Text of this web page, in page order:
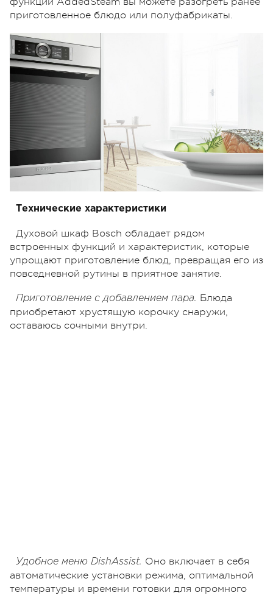
приготовленное блюдо или полуфабрикаты.
Технические характеристики
Духовой шкаф Bosch обладает рядом
встроенных функций и характеристик, которые
упрощают приготовление блюд, превращая его из
повседневной рутины в приятное занятие.
Приготовление с добавлением пара. Блюда
приобретают хрустящую корочку снаружи,
оставаюсь сочными внутри.
Удобное меню DishAssist. Оно включает в себя
автоматические установки режима, оптимальной
температуры и времени готовки для огромного